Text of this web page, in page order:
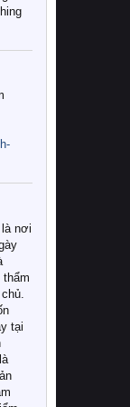
là nơi
thẩm
tại